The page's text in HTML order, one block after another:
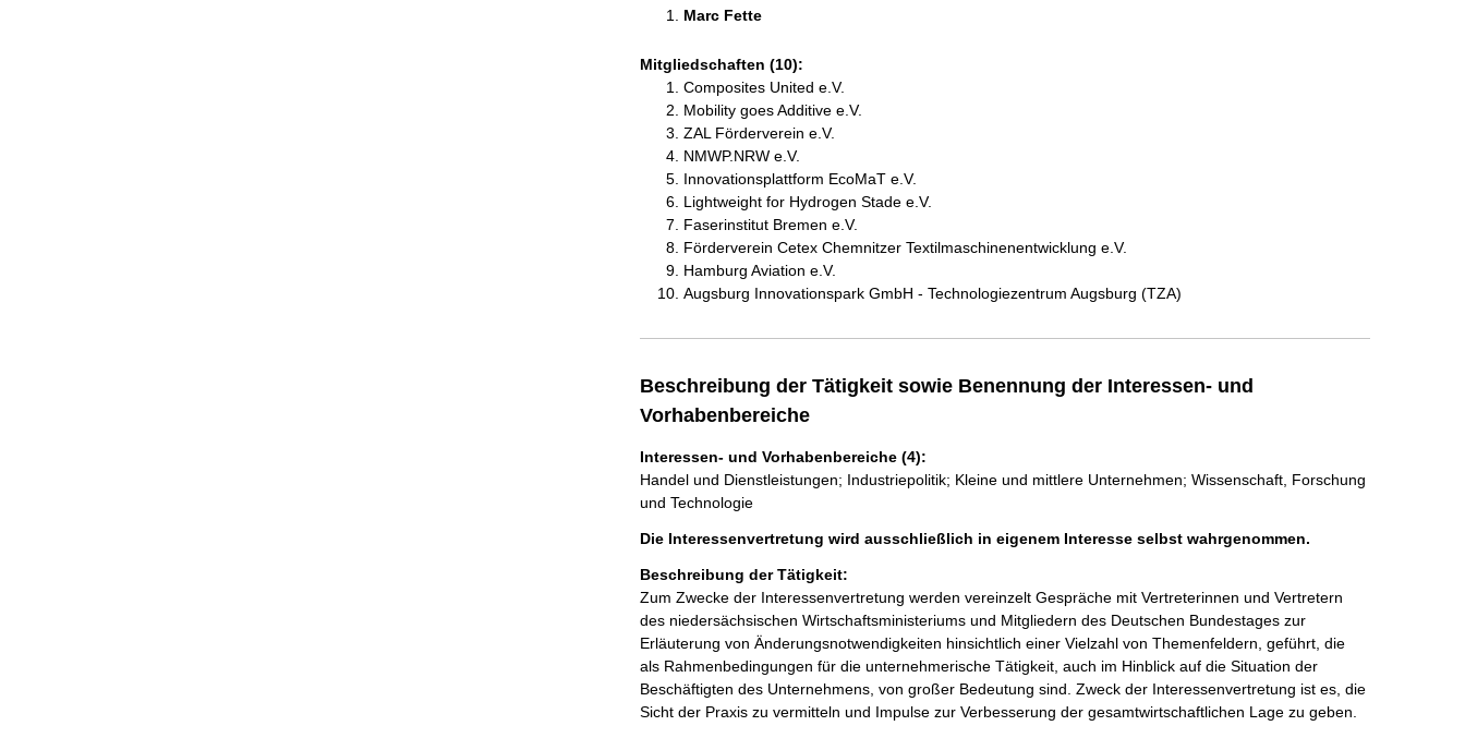
Marc Fette
Mitgliedschaften (10):
Composites United e.V.
Mobility goes Additive e.V.
ZAL Förderverein e.V.
NMWP.NRW e.V.
Innovationsplattform EcoMaT e.V.
Lightweight for Hydrogen Stade e.V.
Faserinstitut Bremen e.V.
Förderverein Cetex Chemnitzer Textilmaschinenentwicklung e.V.
Hamburg Aviation e.V.
Augsburg Innovationspark GmbH - Technologiezentrum Augsburg (TZA)
Beschreibung der Tätigkeit sowie Benennung der Interessen- und
Vorhabenbereiche
Interessen- und Vorhabenbereiche (4):
Handel und Dienstleistungen; Industriepolitik; Kleine und mittlere Unternehmen; Wissenschaft, Forschung
und Technologie
Die Interessenvertretung wird ausschließlich in eigenem Interesse selbst wahrgenommen.
Beschreibung der Tätigkeit:
Zum Zwecke der Interessenvertretung werden vereinzelt Gespräche mit Vertreterinnen und Vertretern
des niedersächsischen Wirtschaftsministeriums und Mitgliedern des Deutschen Bundestages zur
Erläuterung von Änderungsnotwendigkeiten hinsichtlich einer Vielzahl von Themenfeldern, geführt, die
als Rahmenbedingungen für die unternehmerische Tätigkeit, auch im Hinblick auf die Situation der
Beschäftigten des Unternehmens, von großer Bedeutung sind. Zweck der Interessenvertretung ist es, die
Sicht der Praxis zu vermitteln und Impulse zur Verbesserung der gesamtwirtschaftlichen Lage zu geben.